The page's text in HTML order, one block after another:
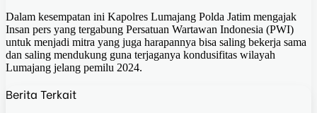
Dalam kesempatan ini Kapolres Lumajang Polda Jatim mengajak
Insan pers yang tergabung Persatuan Wartawan Indonesia (PWI)
untuk menjadi mitra yang juga harapannya bisa saling bekerja sama
dan saling mendukung guna terjaganya kondusifitas wilayah
Lumajang jelang pemilu 2024.
Berita Terkait